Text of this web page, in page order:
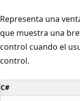
Representa una
que muestra una
control cuando el
control.
C#